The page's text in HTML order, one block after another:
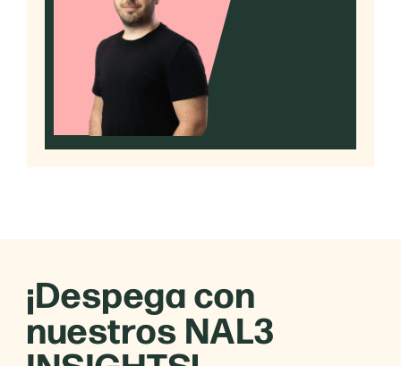
¡Despega con
nuestros NAL3